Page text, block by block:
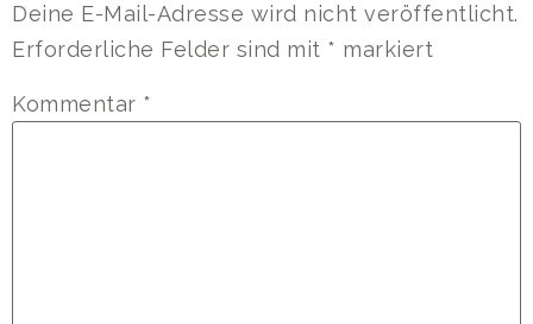
Deine E-Mail-Adresse wird nicht veröffentlicht.
Erforderliche Felder sind mit * markiert
Kommentar *